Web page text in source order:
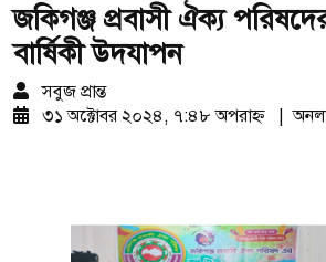
জকিগঞ্জ প্রবাসী ঐক্য
বার্ষিকী উদযাপন
সবুজ প্রান্ত
৩১ অক্টোবর ২০২৪, ৭:৪৮ অপরাহ্ন